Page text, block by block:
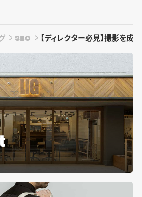
SEO 【ディレクター必見】撮影を